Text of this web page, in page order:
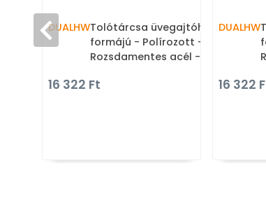
DUALHWTolótárcsa üvegajtóhoz Kör
formájú - Polírozott -
Rozsdamentes acél - Üveg
16 322 Ft
DUALHW
16 322